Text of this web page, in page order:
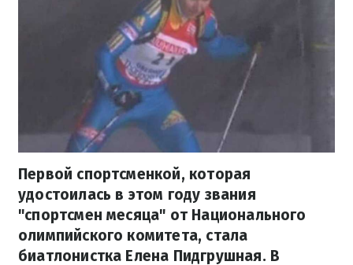
Первой спортсменкой, которая
удостоилась в этом году звания
"спортсмен месяца" от Национального
олимпийского комитета, стала
биатлонистка Елена Пидгрушная. В